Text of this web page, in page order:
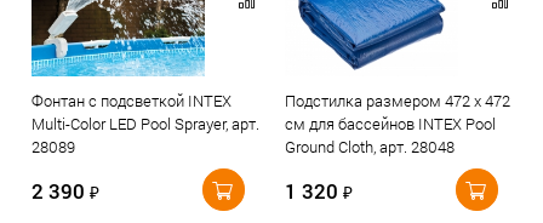
Фонтан с подсветкой INTEX
Multi-Color LED Pool Sprayer, арт.
28089
2 390 ₽
Подстилка размером 472 х 472
см для бассейнов INTEX Pool
Ground Cloth, арт. 28048
1 320 ₽